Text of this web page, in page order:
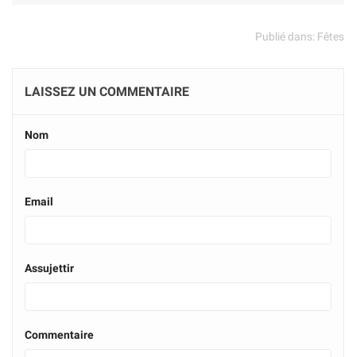
Publié dans: Fêtes
LAISSEZ UN COMMENTAIRE
Nom
Email
Assujettir
Commentaire